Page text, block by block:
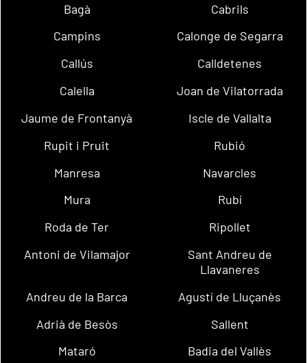
Bagà
Cabrils
Campins
Calonge de Segarra
Callús
Calldetenes
Calella
Joan de Vilatorrada
Jaume de Frontanyà
Iscle de Vallalta
Rupit i Pruit
Rubió
Manresa
Navarcles
Mura
Rubí
Roda de Ter
Ripollet
Antoni de Vilamajor
Sant Andreu de
Llavaneres
Andreu de la Barca
Agustí de Lluçanès
Adrià de Besòs
Sallent
Mataró
Badia del Vallès